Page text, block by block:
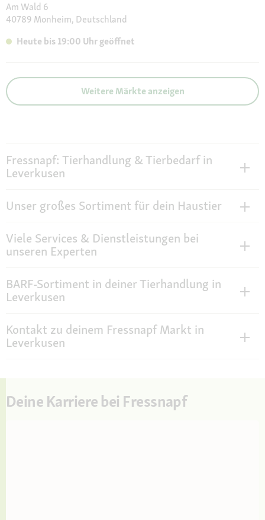
Am Wald 6
40789 Monheim, Deutschland
Heute bis 19:00 Uhr geöffnet
Weitere Märkte anzeigen
Fressnapf: Tierhandlung & Tierbedarf in
Leverkusen
Unser großes Sortiment für dein Haustier
Viele Services & Dienstleistungen bei
unseren Experten
BARF-Sortiment in deiner Tierhandlung in
Leverkusen
Kontakt zu deinem Fressnapf Markt in
Leverkusen
Deine Karriere bei Fressnapf